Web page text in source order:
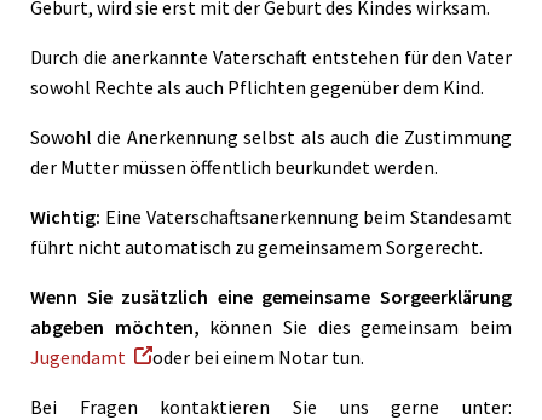
Geburt, wird sie erst mit der Geburt des Kindes wirksam.
Durch die anerkannte Vaterschaft entstehen für den Vater
sowohl Rechte als auch Pflichten gegenüber dem Kind.
Sowohl die Anerkennung selbst als auch die Zustimmung
der Mutter müssen öffentlich beurkundet werden.
Wichtig: Eine Vaterschaftsanerkennung beim Standesamt
führt nicht automatisch zu gemeinsamem Sorgerecht.
Wenn Sie zusätzlich eine gemeinsame Sorgeerklärung
abgeben möchten, können Sie dies gemeinsam beim
Jugendamt
oder bei einem Notar tun.
Bei Fragen kontaktieren Sie uns gerne unter: